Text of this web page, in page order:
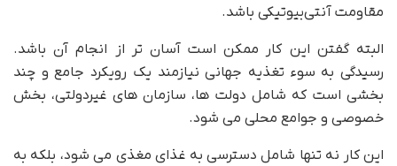
مقاومت آنتی‌بیوتیکی باشد.
البته گفتن این کار ممکن است آسان تر از انجام آن باشد.
رسیدگی به سوء تغذیه جهانی نیازمند یک رویکرد جامع و چند
بخشی است که شامل دولت ها، سازمان های غیردولتی، بخش
خصوصی و جوامع محلی می شود.
این کار نه تنها شامل دسترسی به غذای مغذی می شود، بلکه به